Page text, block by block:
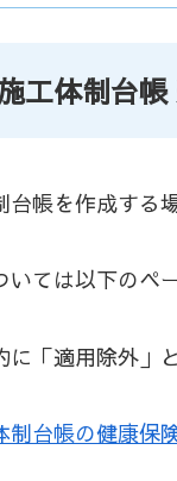
工体制台
帳を作成する
いては以下のペ
「適用除外」
制台帳の健康